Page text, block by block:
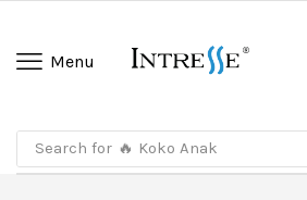
Menu
Search for 🔥 Koko Anak